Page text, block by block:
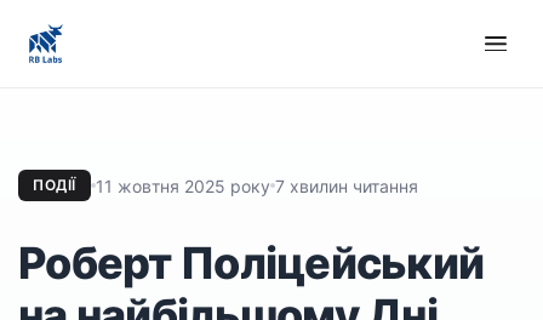
ПОДІЇ 11 жовтня 2025 року 7 хвилин читання
Роберт Поліцейський